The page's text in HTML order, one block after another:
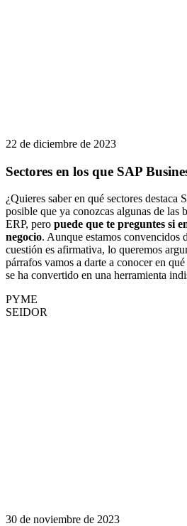
22 de diciembre de 2023
Sectores en los que SAP
¿Quieres saber en qué sectores destaca
posible que ya conozcas algunas de las
ERP, pero puede que te preguntes si
negocio. Aunque estamos convencidos
cuestión es afirmativa, lo queremos
párrafos vamos a darte a conocer en
se ha convertido en una herramienta
PYME
SEIDOR
30 de noviembre de 2023